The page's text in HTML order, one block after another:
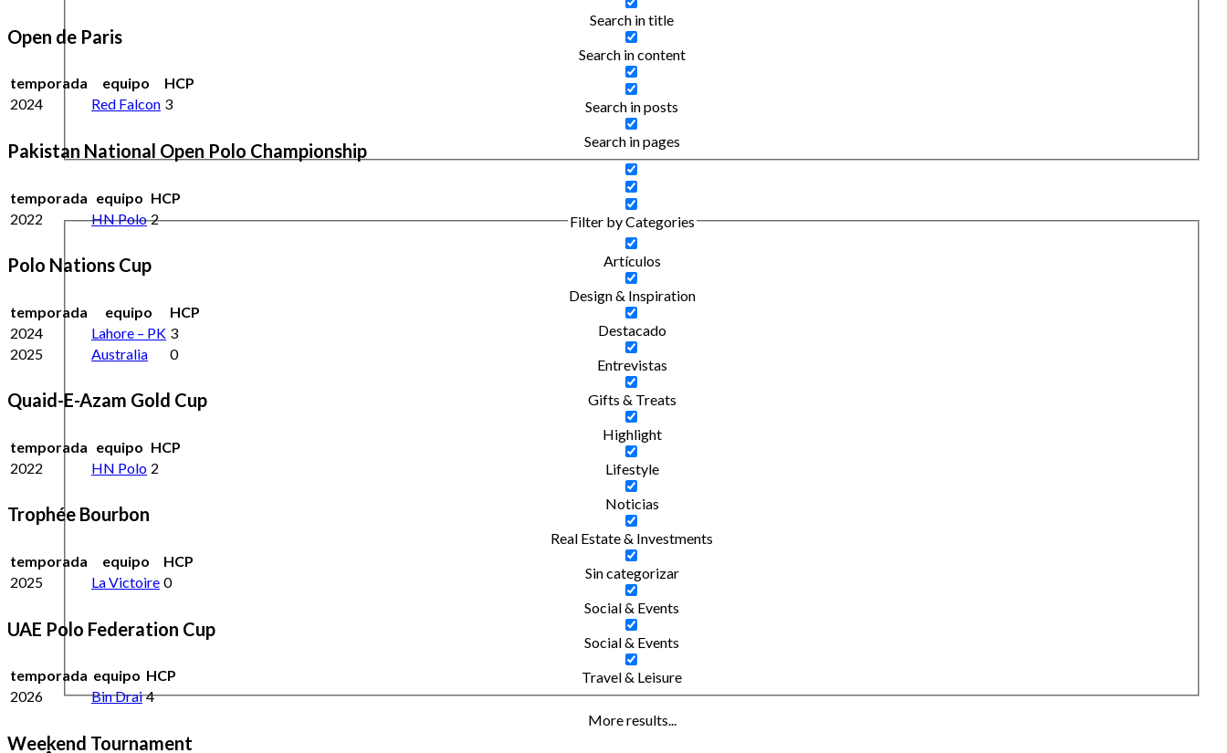
Search in title
Search in content
Search in posts
Search in pages
Filter by Categories
Artículos
Design & Inspiration
Destacado
Entrevistas
Gifts & Treats
Highlight
Lifestyle
Noticias
Real Estate & Investments
Sin categorizar
Social & Events
Social & Events
Travel & Leisure
More results...
Open de Paris
temporada equipo
HCP
2024
Red Falcon 3
Pakistan National Open Polo Championship
temporada equipo HCP
2022
HN Polo 2
Polo Nations Cup
temporada equipo
HCP
2024
Lahore – PK 3
2025
Australia 0
Quaid-E-Azam Gold Cup
temporada equipo HCP
2022
HN Polo 2
Trophée Bourbon
temporada equipo
HCP
2025
La Victoire 0
UAE Polo Federation Cup
temporada equipo HCP
2026
Bin Drai 4
Weekend Tournament